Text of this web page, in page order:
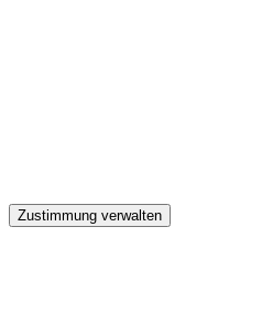
Zustimmung verwalten